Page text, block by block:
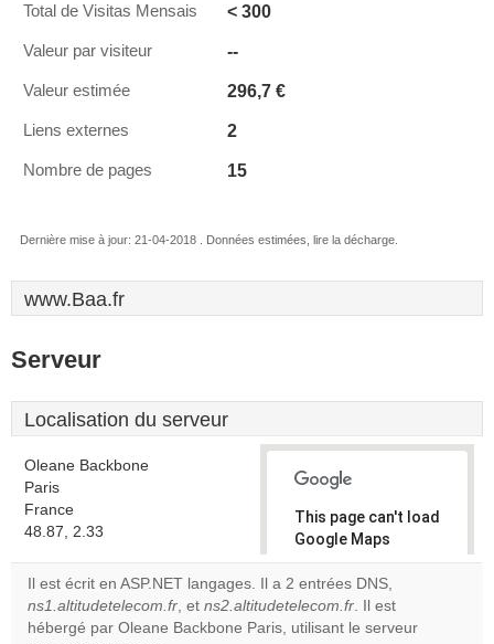
Total de Visitas Mensais < 300
Valeur par visiteur --
Valeur estimée 296,7 €
Liens externes 2
Nombre de pages 15
Dernière mise à jour: 21-04-2018 . Données estimées, lire la décharge.
www.Baa.fr
Serveur
Localisation du serveur
Oleane Backbone
Paris
France
48.87, 2.33
This page can't load
Google Maps
correctly.
Do you
own this
Il est écrit en ASP.NET langages. Il a 2 entrées DNS,
ns1.altitudetelecom.fr, et ns2.altitudetelecom.fr. Il est
hébergé par Oleane Backbone Paris, utilisant le serveur